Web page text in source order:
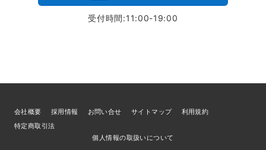
受付時間:11:00-19:00
会社概要 採用情報 お問い合せ サイトマップ
利用規約
特定商取引法
個人情報の取扱いについて